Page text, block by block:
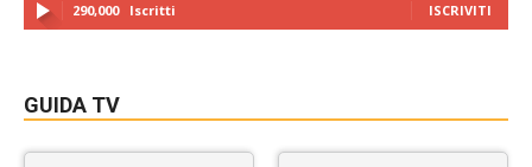
290,000 Iscritti ISCRIVITI
GUIDA TV